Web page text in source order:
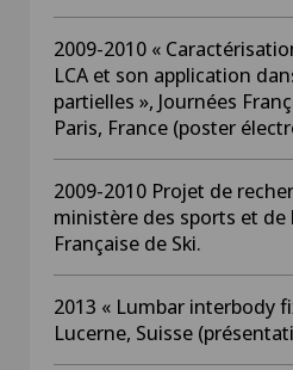
2009-2010 «
LCA et son application
partielles », Journées
Paris, France (poster
2009-2010 Projet de
ministère des sports et de
Française de Ski.
2013 « Lumbar interbody
Lucerne, Suisse